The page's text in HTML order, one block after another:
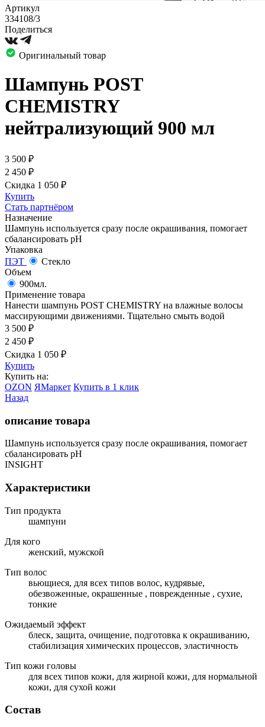
Артикул
334108/3
Поделиться
Оригинальный товар
Шампунь POST
CHEMISTRY
нейтрализующий 900 мл
3 500 ₽
2 450 ₽
Скидка 1 050 ₽
Купить
Стать партнёром
Назначение
Шампунь используется сразу после окрашивания, помогает
сбалансировать pH
Упаковка
ПЭТ
Стекло
Объем
900мл.
Применение товара
Нанести шампунь POST CHEMISTRY на влажные волосы
массирующими движениями. Тщательно смыть водой
3 500 ₽
2 450 ₽
Скидка 1 050 ₽
Купить
Купить на:
OZON ЯМаркет Купить в 1 клик
Назад
описание товара
Шампунь используется сразу после окрашивания, помогает
сбалансировать pH
INSIGHT
Характеристики
Тип продукта
шампуни
Для кого
женский, мужской
Тип волос
вьющиеся, для всех типов волос, кудрявые,
обезвоженные, окрашенные , поврежденные , сухие,
тонкие
Ожидаемый эффект
блеск, защита, очищение, подготовка к окрашиванию,
стабилизация химических процессов, эластичность
Тип кожи головы
для всех типов кожи, для жирной кожи, для нормальной
кожи, для сухой кожи
Состав